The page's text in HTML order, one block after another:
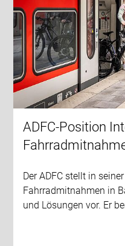
ADFC-Position
Der ADFC stellt in
Fahrradmitnahmen in
und Lösungen vor. Er